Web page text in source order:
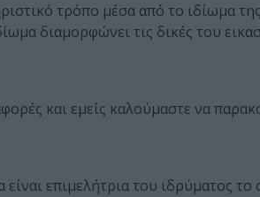
τρόπο μέσα από το ιδίωμα
διαμορφώνει τις δικές του
και εμείς καλούμαστε να
επιμελήτρια του ιδρύματος το